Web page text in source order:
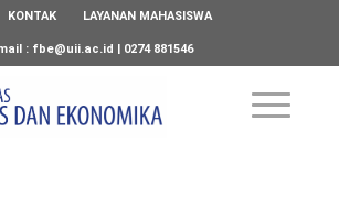
KONTAK LAYANAN MAHASISWA
: fbe@uii.ac.id | 0274 881546